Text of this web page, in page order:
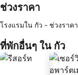
ช่วงราคา
โรงแรมใน กัว - ช่วงราคา
ที่พักอื่นๆ ใน กัว